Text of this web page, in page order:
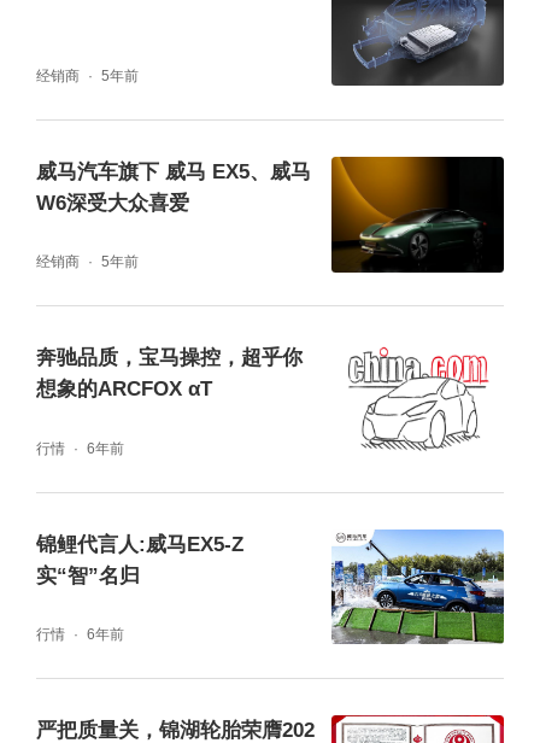
经销商 5年前
威马汽车旗下 威马 EX5、威马
W6深受大众喜爱
经销商 5年前
奔驰品质，宝马操控，超乎你
想象的ARCFOX αT
行情 6年前
锦鲤代言人:威马EX5-Z
实“智”名归
行情 6年前
严把质量关，锦湖轮胎荣膺202